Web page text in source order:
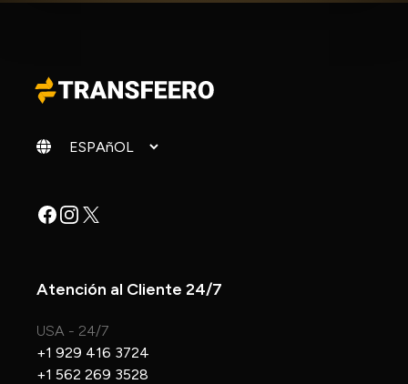
Cambiar idioma
Facebook
Instagram
X
Atención al Cliente 24/7
USA - 24/7
+1 929 416 3724
+1 562 269 3528